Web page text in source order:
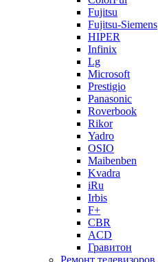
Fujitsu
Fujitsu-Siemens
HIPER
Infinix
Lg
Microsoft
Prestigio
Panasonic
Roverbook
Rikor
Yadro
OSIO
Maibenben
Kvadra
iRu
Irbis
F+
CBR
ACD
Гравитон
Ремонт телевизоров